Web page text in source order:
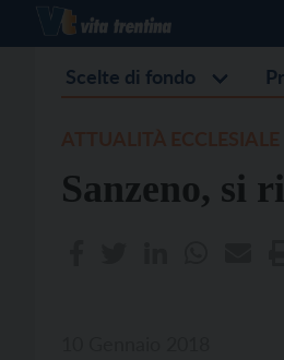
Scelte di fondo
Sanzeno, si